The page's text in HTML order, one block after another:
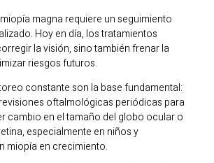
magna requiere un seguimiento
Hoy en día, los tratamientos
la visión, sino también frenar la
riesgos futuros.
constante son la base fundamental:
oftalmológicas periódicas para
cambio en el tamaño del globo ocular o
especialmente en niños y
miopía en crecimiento.